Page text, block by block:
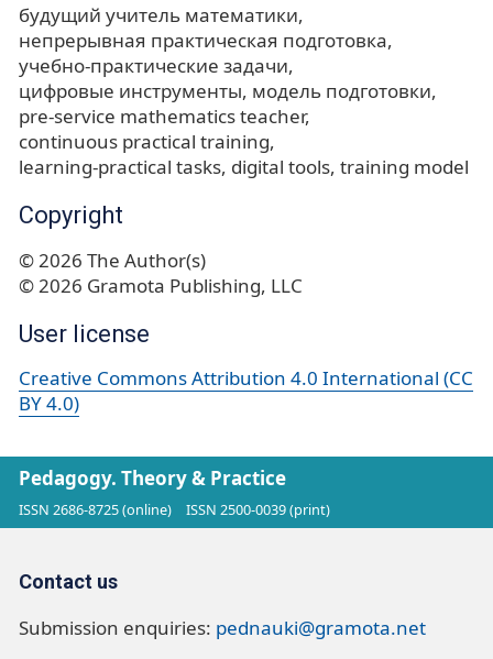
будущий учитель математики
непрерывная практическая подготовка
учебно-практические задачи
цифровые инструменты модель подготовки
pre-service mathematics teacher
continuous practical training
learning-practical tasks digital tools training model
Copyright
© 2026 The Author(s)
© 2026 Gramota Publishing, LLC
User license
Creative Commons Attribution 4.0 International (CC
BY 4.0)
Pedagogy. Theory & Practice
ISSN 2686-8725 (online) ISSN 2500-0039 (print)
Contact us
Submission enquiries: pednauki@gramota.net